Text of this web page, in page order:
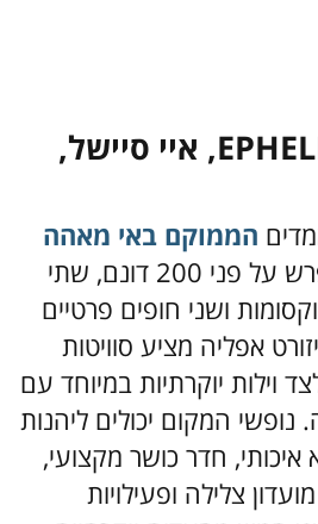
1. EPHELIA RESORT, איי סיישל,
הממוקם באי מאהה
ומתפרש על פני 200 דונם, שתי
ושני חופים פרטיים
אפליה מציע סוויטות
וילות יוקרתיות במיוחד עם
המקום יכולים ליהנות
חדר כושר מקצועי,
צלילה ופעילויות